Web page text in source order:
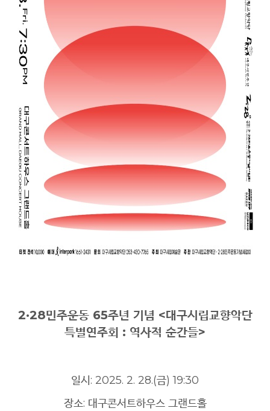
2·28민주운동 65주년 기념 <대구시립교향악단
특별연주회 : 역사적 순간들>
일시: 2025. 2. 28.(금) 19:30
장소: 대구콘서트하우스 그랜드홀